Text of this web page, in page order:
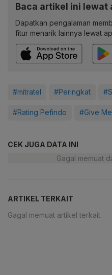
Baca artikel ini lewat
Dapatkan pengalaman
fitur menarik lainnya lewat
#mitratel #Peringkat
#Rating Pefindo #Give
CEK JUGA DATA INI
Gagal memuat
ARTIKEL TERKAIT
Gagal memuat artikel terkait.